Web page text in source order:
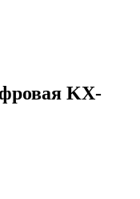
KX-